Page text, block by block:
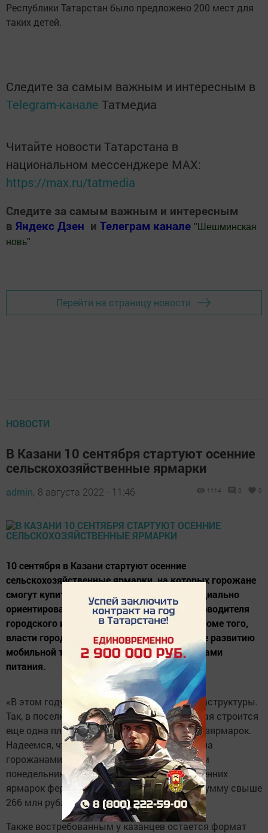
Республики Татарстан было предложено 200 мест для
таких детей.
Следите за самым важным и интересным в
Telegram-канале Татмедиа
Читайте новости Татарстана в
национальном мессенджере MАХ:
https://max.ru/tatmedia
Следите за самым важным и интересным
в Яндекс Дзен и Телеграм канале " Шешминская
новь"
Перейти на страницу новости
НОВОСТИ
В Казани 10 сентября стартуют осенние
сельскохозяйственные ярмарки
admin, 8 августа 2022 - 11:46 1114 0 0
10 сентября в Казани стартуют осенние
сельскохозяйственные ярмарки, на которых горожане
смогут купить фермерские продукты по социально
ориентированным ценам, сообщил замруководителя
городского исполкома Ильдар Шакиров. Кроме того,
власти города планируют уделить внимание развитию
мобильной торговли фермерскими продуктами
питания.
«В этом году продолжается развитие инфраструктуры.
Так, в поселке Юдино по улице Рволюционная строится
еще одна площадка для проведения сельхозярмарок.
Надеемся, что она также будет востребована
горожанами», – сказал Шакиров на деловом
понедельнике. По его словам, во время весенних
ярмарок фермеры продали продукцию на сумму свыше
266 млн рублей.
Также востребованным у казанцев остается формат